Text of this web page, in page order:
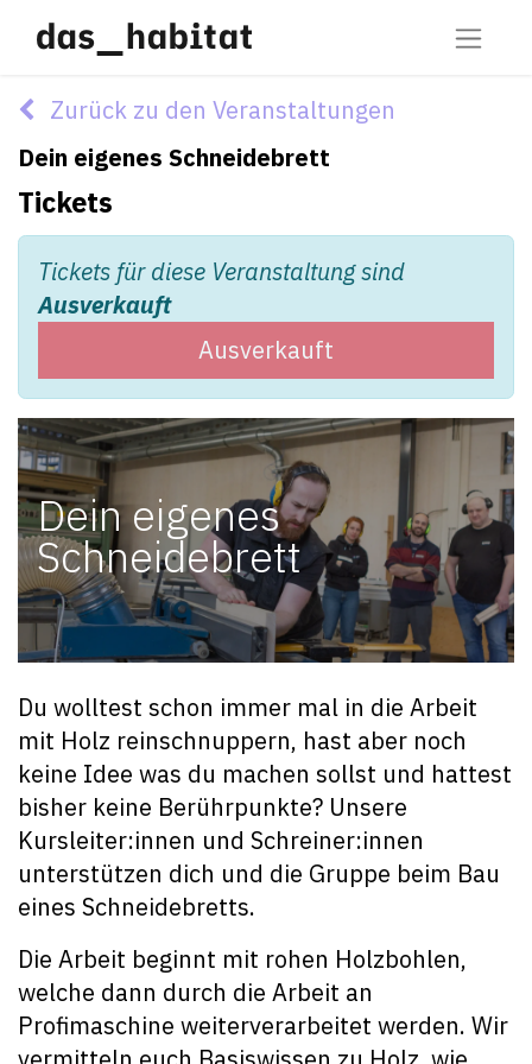
Zurück zu den Veranstaltungen
Dein eigenes Schneidebrett
Tickets
Tickets für diese Veranstaltung sind
Ausverkauft
Ausverkauft
Dein eigenes
Schneidebrett
Du wolltest schon immer mal in die Arbeit
mit Holz reinschnuppern, hast aber noch
keine Idee was du machen sollst und hattest
bisher keine Berührpunkte? Unsere
Kursleiter:innen und Schreiner:innen
unterstützen dich und die Gruppe beim Bau
eines Schneidebretts.
Die Arbeit beginnt mit rohen Holzbohlen,
welche dann durch die Arbeit an
Profimaschine weiterverarbeitet werden. Wir